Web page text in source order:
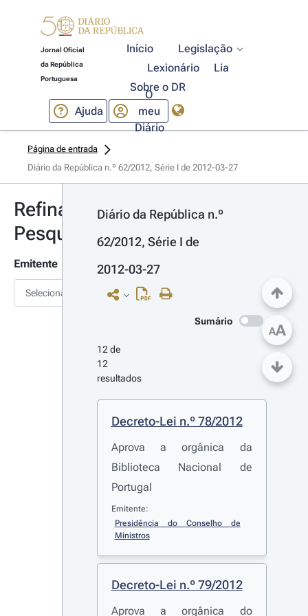
Jornal Oficial
da República
Portuguesa
Início
Legislação
Lexionário
Lia
Sobre o DR
Ajuda
O
meu
Diário
Página de entrada
Diário da República n.º 62/2012, Série I de 2012-03-27
Refinar
Pesquisa
Emitente
Selecionar
Diário da República n.º
62/2012, Série I de
2012-03-27
Sumário
12 de
12
resultados
Decreto-Lei n.º 78/2012
Aprova a orgânica da
Biblioteca Nacional de
Portugal
Emitente:
Presidência do Conselho de
Ministros
Decreto-Lei n.º 79/2012
Aprova a orgânica do
AA